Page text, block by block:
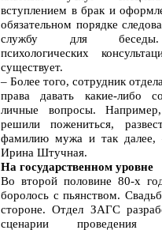
вступлением в брак и
обязательном порядке
службу для
психологических
существует.
– Более того, сотрудник
права давать какие-либо
личные вопросы.
решили пожениться,
фамилию мужа и так далее,
Ирина Штучная.
На государственном уровне
Во второй половине 80-х
боролось с пьянством.
стороне. Отдел ЗАГС
сценарии проведения